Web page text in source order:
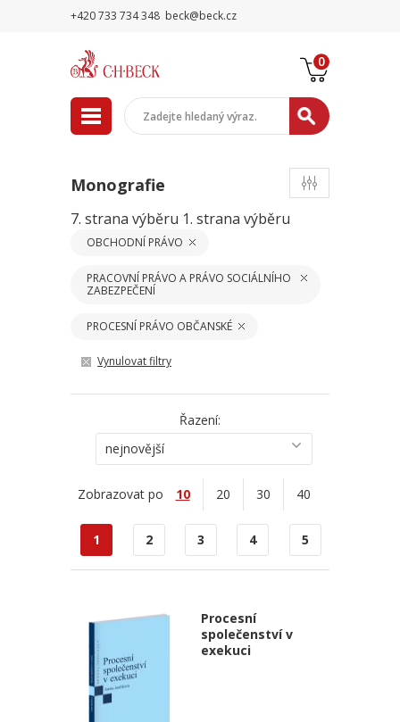
+420 733 734 348 beck@beck.cz
0
Monografie
7. strana výběru 1. strana výběru
OBCHODNÍ PRÁVO
PRACOVNÍ PRÁVO A PRÁVO SOCIÁLNÍHO
ZABEZPEČENÍ
PROCESNÍ PRÁVO OBČANSKÉ
Vynulovat filtry
Řazení:
nejnovější
Zobrazovat po 10 20 30 40
1 2 3 4 5
Procesní
společenství v
exekuci